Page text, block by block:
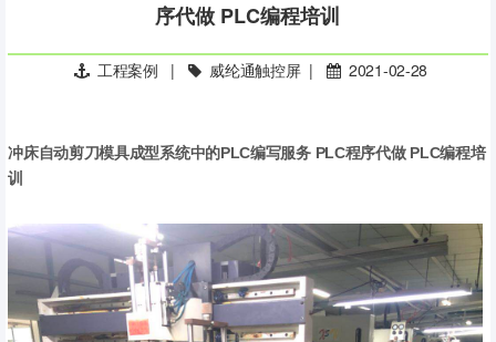
序代做 PLC编程培训
工程案例 | 威纶通触控屏| 2021-02-28
冲床自动剪刀模具成型系统中的PLC编写服务 PLC程序代做 PLC编程培
训